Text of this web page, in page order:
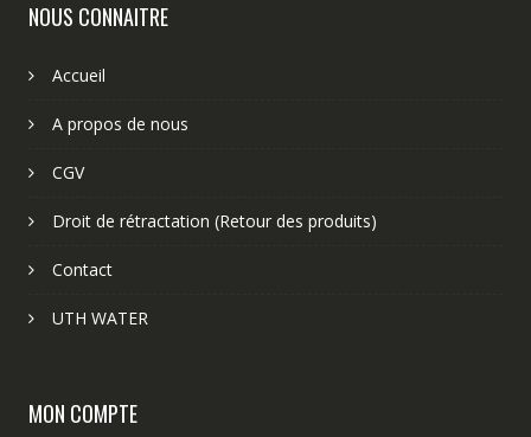
NOUS CONNAITRE
Accueil
A propos de nous
CGV
Droit de rétractation (Retour des produits)
Contact
UTH WATER
MON COMPTE